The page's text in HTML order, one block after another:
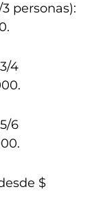
personas):
4
6
$